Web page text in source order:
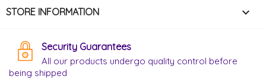
STORE INFORMATION keyboard_arrow_down
Security Guarantees
All our products undergo quality control before
being shipped